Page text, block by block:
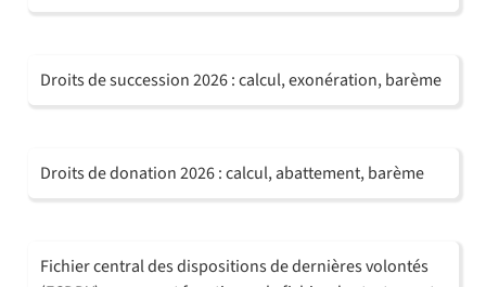
Droits de succession 2026 : calcul, exonération, barème
Droits de donation 2026 : calcul, abattement, barème
Fichier central des dispositions de dernières volontés